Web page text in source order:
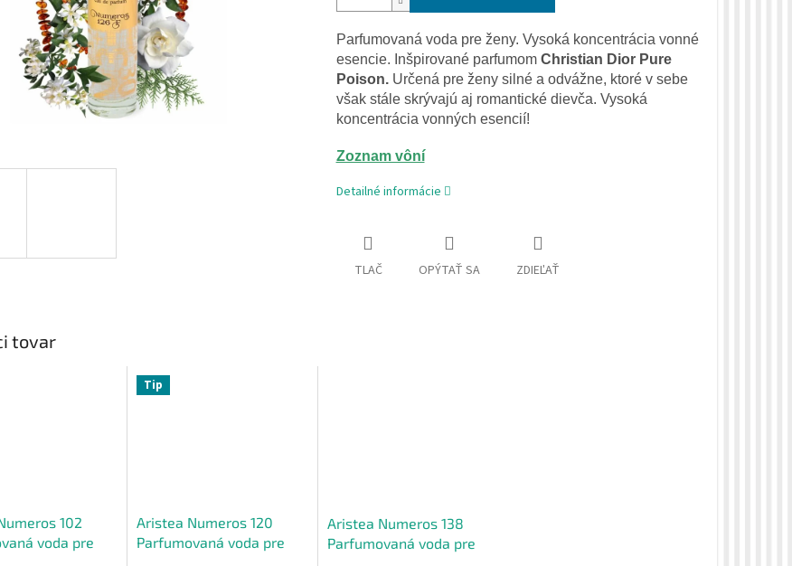
Parfumovaná voda pre ženy. Vysoká koncentrácia vonné
esencie. Inšpirované parfumom Christian Dior Pure
Poison. Určená pre ženy silné a odvážne, ktoré v sebe
však stále skrývajú aj romantické dievča. Vysoká
koncentrácia vonných esencií!
Zoznam vôní
Detailné informácie
TLAČ OPÝTAŤ SA ZDIEĽAŤ
tovar
102
voda pre
Tip
Aristea Numeros 120
Parfumovaná voda pre
Aristea Numeros 138
Parfumovaná voda pre